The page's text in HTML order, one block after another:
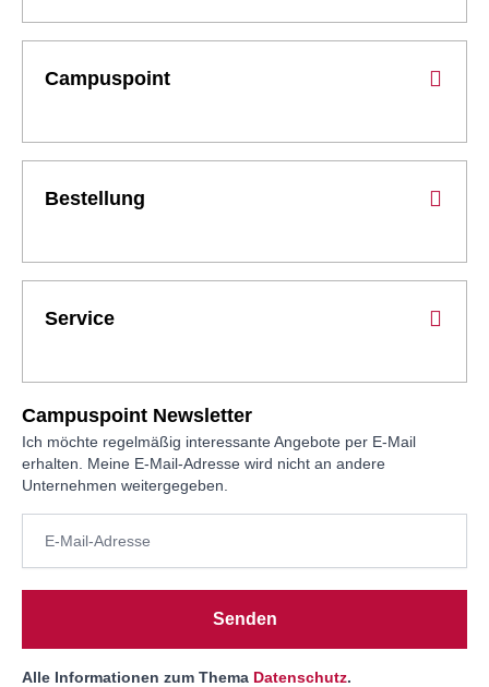
Campuspoint
Bestellung
Service
Campuspoint Newsletter
Ich möchte regelmäßig interessante Angebote per E-Mail
erhalten. Meine E-Mail-Adresse wird nicht an andere
Unternehmen weitergegeben.
Senden
Alle Informationen zum Thema Datenschutz.